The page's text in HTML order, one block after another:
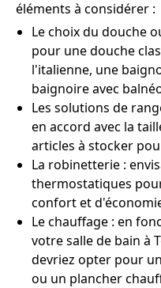
éléments à considérer :
Le choix du douche
pour une douche
l'italienne, une
baignoire avec
Les solutions de
en accord avec la
articles à stocker
La robinetterie :
thermostatiques
confort et
Le chauffage : en
votre salle de bain à
devriez opter pour
ou un plancher